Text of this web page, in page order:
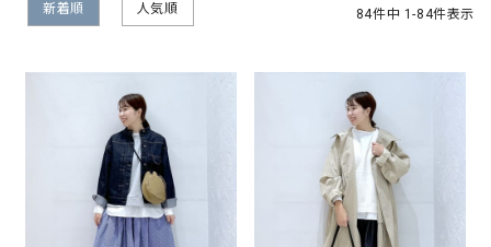
新着順 人気順 84件中 1-84件表示